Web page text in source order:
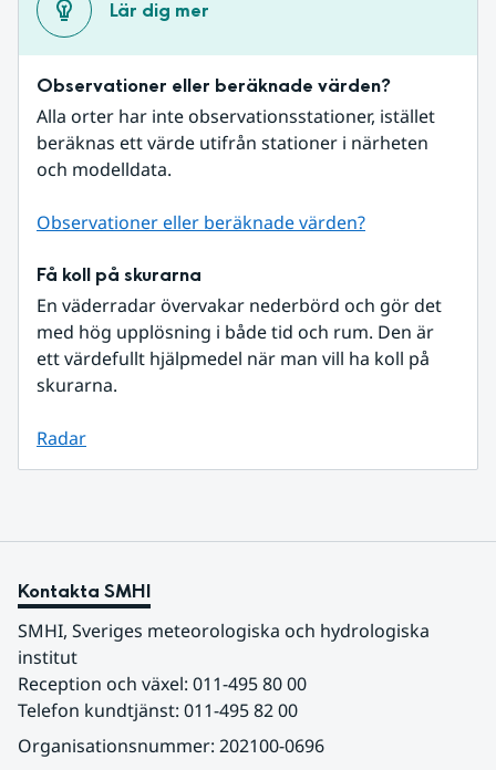
Lär dig mer
Observationer eller beräknade värden?
Alla orter har inte observationsstationer, istället
beräknas ett värde utifrån stationer i närheten
och modelldata.
Observationer eller beräknade värden?
Få koll på skurarna
En väderradar övervakar nederbörd och gör det
med hög upplösning i både tid och rum. Den är
ett värdefullt hjälpmedel när man vill ha koll på
skurarna.
Radar
Kontakta SMHI
SMHI, Sveriges meteorologiska och hydrologiska
institut
Reception och växel: 011-495 80 00
Telefon kundtjänst: 011-495 82 00
Organisationsnummer: 202100-0696